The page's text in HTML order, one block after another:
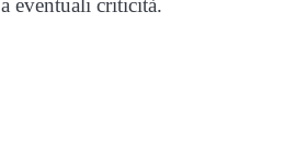
eventuali criticità.